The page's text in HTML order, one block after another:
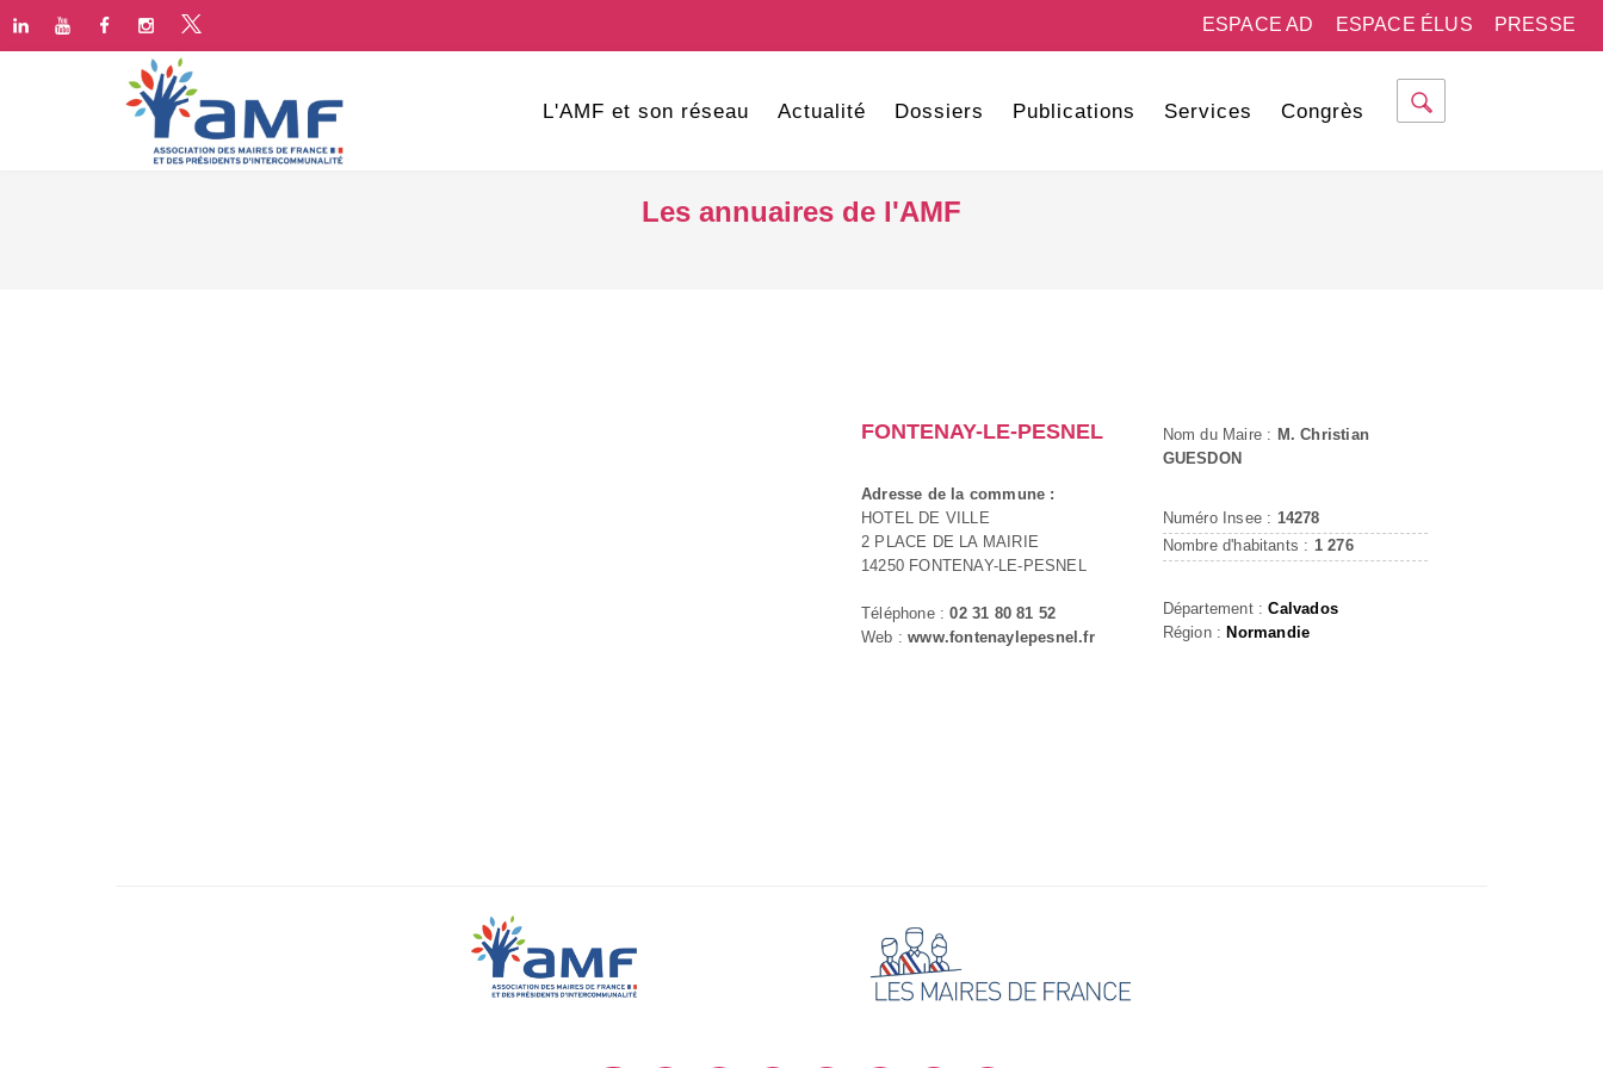
PRESSE
ESPACE ÉLUS
ESPACE AD
L'AMF et son réseau Actualité Dossiers Publications Services Congrès
Les annuaires de l'AMF
FONTENAY-LE-PESNEL
Adresse de la commune :
HOTEL DE VILLE
2 PLACE DE LA MAIRIE
14250 FONTENAY-LE-PESNEL
Téléphone :02 31 80 81 52
Web :www.fontenaylepesnel.fr
Nom du Maire : M. Christian
GUESDON
Numéro Insee : 14278
Nombre d'habitants : 1 276
Département :Calvados
Région : Normandie